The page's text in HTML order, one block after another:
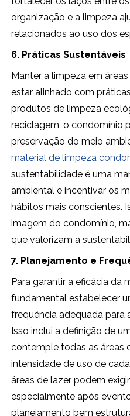
organização e a limpeza
relacionados ao uso dos
6. Práticas Sustentáveis
Manter a limpeza em
estar alinhado com
produtos de limpeza
reciclagem, o condomínio
preservação do meio
material de limpeza
sustentabilidade é uma
ambiental e incentivar os
hábitos mais conscientes.
imagem do condomínio,
que valorizam a
7. Planejamento e
Para garantir a eficácia da
fundamental estabelecer
frequência adequada para
Isso inclui a definição de
contemple todas as áreas
intensidade de uso de
áreas de lazer podem
especialmente após
planejamento bem